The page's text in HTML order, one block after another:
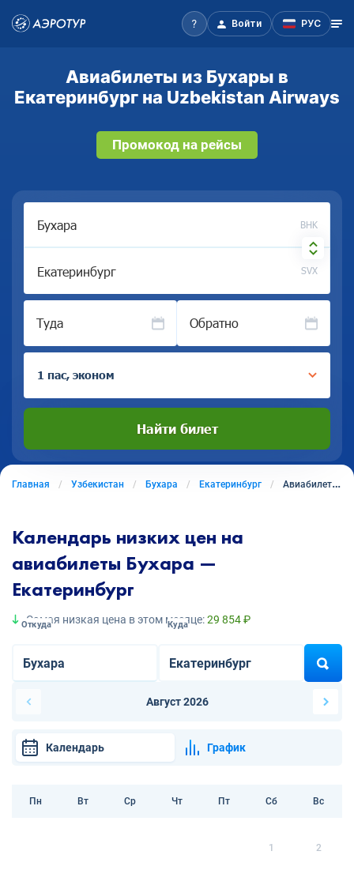
Войти РУС
Авиабилеты из Бухары в
Екатеринбург на Uzbekistan Airways
Промокод на рейсы
BHK
SVX
Туда Обратно
1 пас, эконом
Найти билет
Главная Узбекистан Бухара Екатеринбург Авиабилеты из Бухары в Екатеринбург
Календарь низких цен на
авиабилеты Бухара —
Екатеринбург
Самая низкая цена в этом месяце:29 854 ₽
Откуда Куда
Август 2026
Календарь График
Пн Вт Ср Чт Пт Сб Вс
1 2